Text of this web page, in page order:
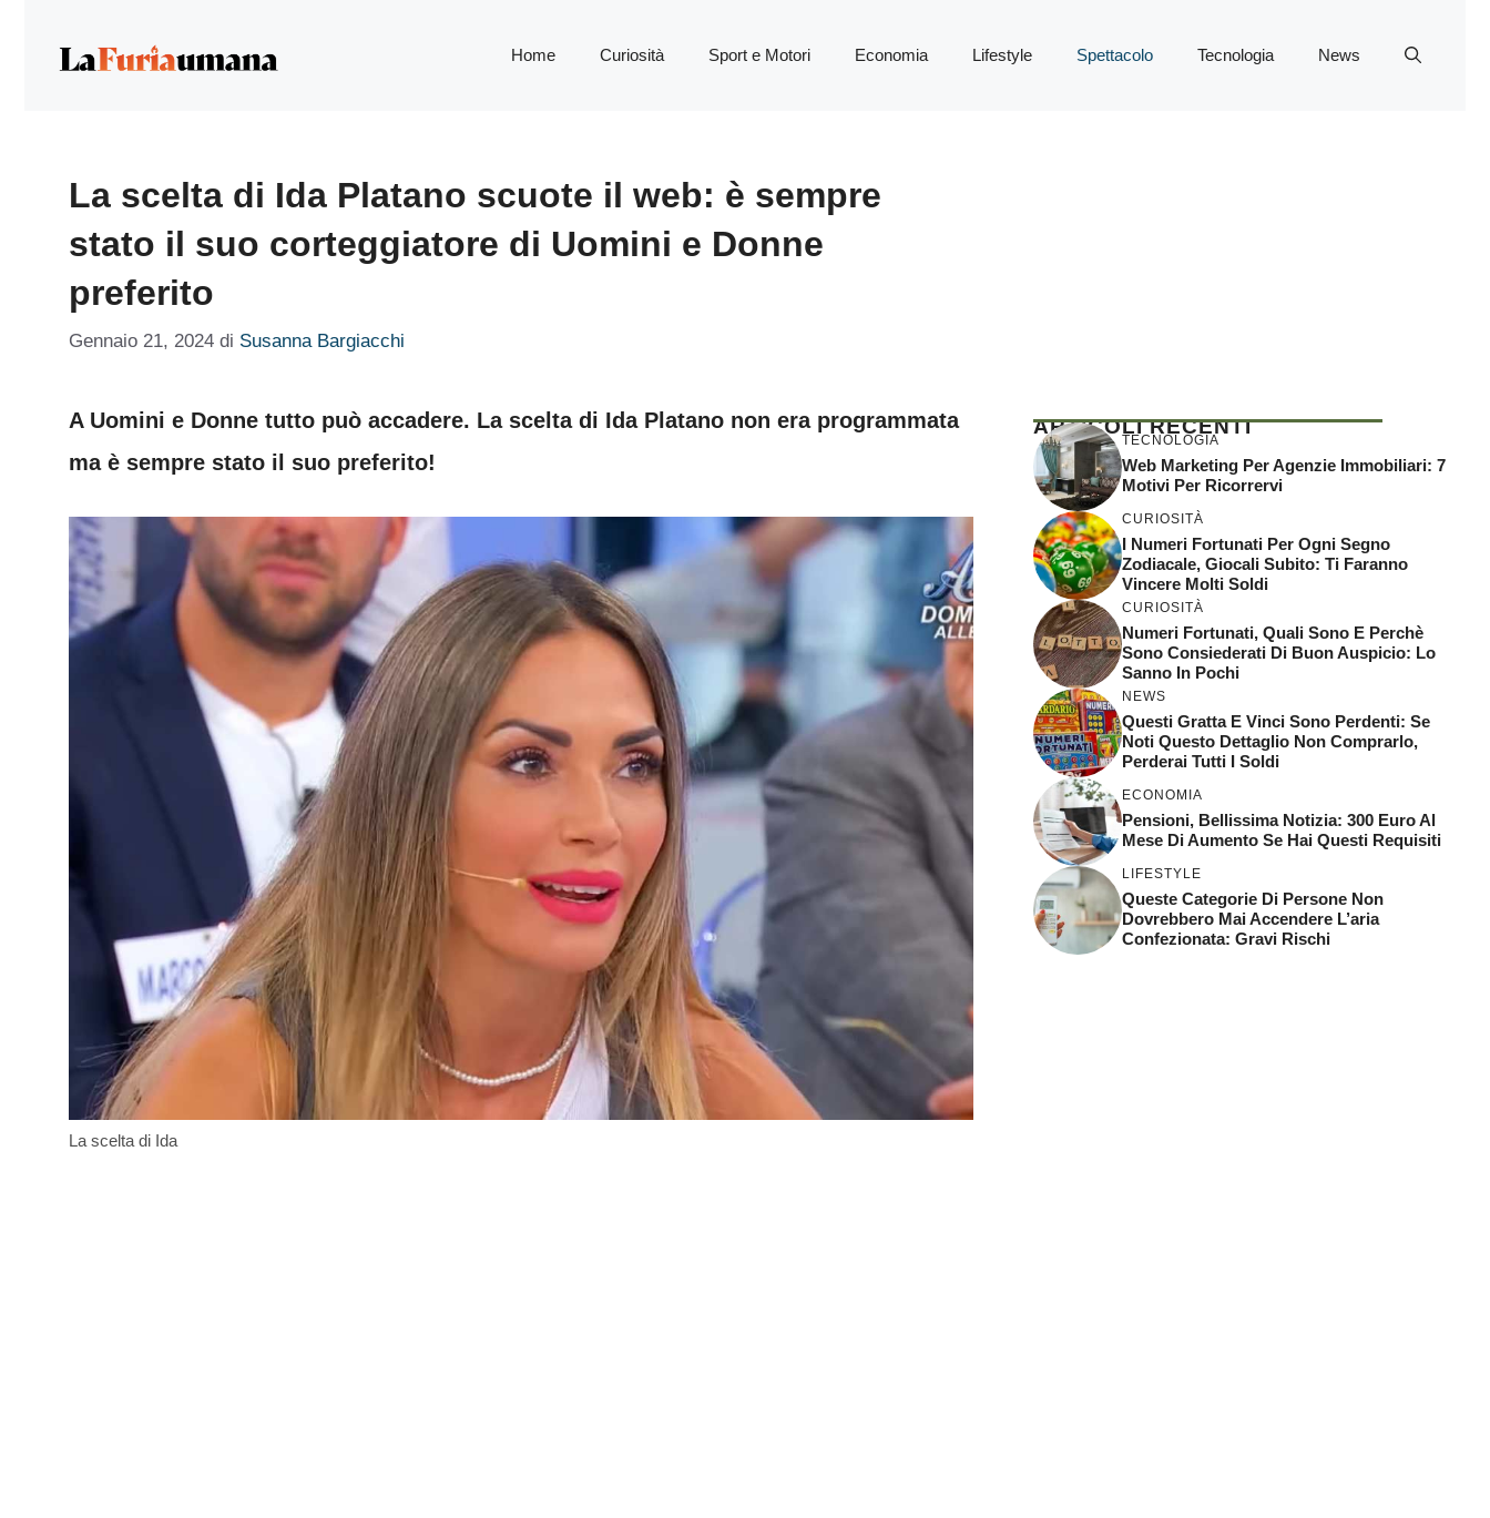
Home Curiosità Sport e Motori Economia Lifestyle Spettacolo Tecnologia News
La scelta di Ida Platano scuote il web: è sempre
stato il suo corteggiatore di Uomini e Donne
preferito
Gennaio 21, 2024 di Susanna Bargiacchi
A Uomini e Donne tutto può accadere. La scelta di Ida Platano non era programmata
ma è sempre stato il suo preferito!
La scelta di Ida
ARTICOLI RECENTI
TECNOLOGIA
Web Marketing Per Agenzie Immobiliari: 7
Motivi Per Ricorrervi
CURIOSITÀ
I Numeri Fortunati Per Ogni Segno
Zodiacale, Giocali Subito: Ti Faranno
Vincere Molti Soldi
CURIOSITÀ
Numeri Fortunati, Quali Sono E Perchè
Sono Consiederati Di Buon Auspicio: Lo
Sanno In Pochi
NEWS
Questi Gratta E Vinci Sono Perdenti: Se
Noti Questo Dettaglio Non Comprarlo,
Perderai Tutti I Soldi
ECONOMIA
Pensioni, Bellissima Notizia: 300 Euro Al
Mese Di Aumento Se Hai Questi Requisiti
LIFESTYLE
Queste Categorie Di Persone Non
Dovrebbero Mai Accendere L’aria
Confezionata: Gravi Rischi